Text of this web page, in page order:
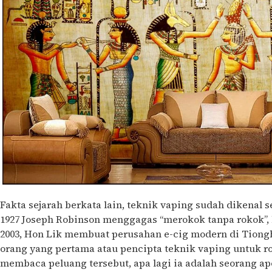
Fakta sejarah berkata lain, teknik vaping sudah dikenal
1927Joseph Robinson menggagas “merokok tanpa
2003, Hon Lik membuat perusahan e-cig modern di
orang yang pertama atau pencipta teknik vaping untuk
membaca peluang tersebut, apa lagi ia adalah seorang